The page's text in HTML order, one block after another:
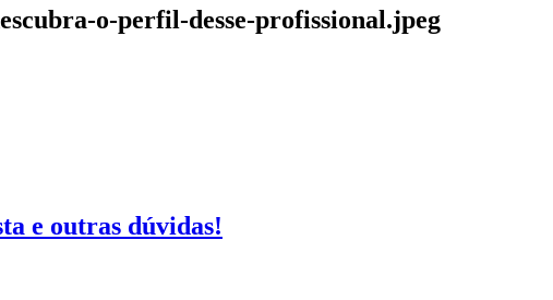
o-perfil-desse-profissional.jpeg
e outras dúvidas!